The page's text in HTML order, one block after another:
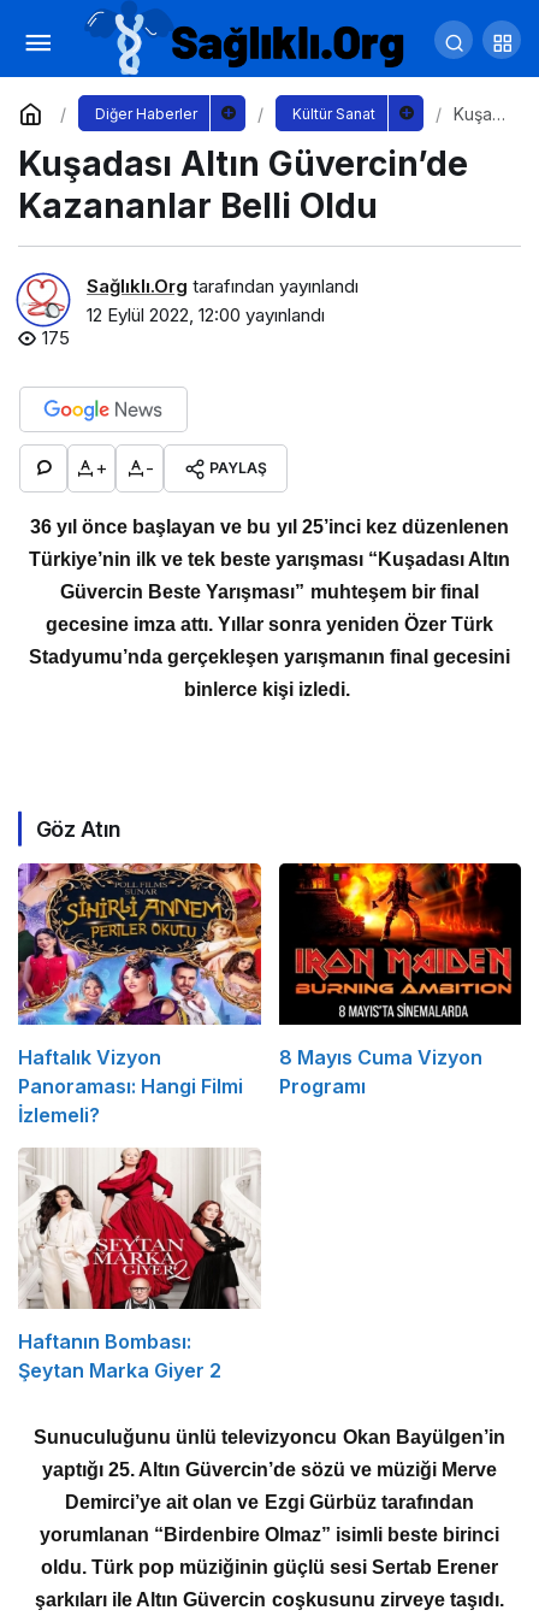
Diğer Haberler Kültür Sanat
Kuşad
Altın
Güver
Kuşadası Altın Güvercin’de
Kazananlar Belli Oldu
Sağlıklı.Org tarafından yayınlandı
12 Eylül 2022, 12:00 yayınlandı
175
+ - PAYLAŞ
36 yıl önce başlayan ve bu yıl 25’inci kez düzenlenen
Türkiye’nin ilk ve tek beste yarışması “Kuşadası Altın
Güvercin Beste Yarışması” muhteşem bir final
gecesine imza attı. Yıllar sonra yeniden Özer Türk
Stadyumu’nda gerçekleşen yarışmanın final gecesini
binlerce kişi izledi.
Göz Atın
Haftalık Vizyon
Panoraması: Hangi Filmi
İzlemeli?
8 Mayıs Cuma Vizyon
Programı
Haftanın Bombası:
Şeytan Marka Giyer 2
Sunuculuğunu ünlü televizyoncu Okan Bayülgen’in
yaptığı 25. Altın Güvercin’de sözü ve müziği Merve
Demirci’ye ait olan ve Ezgi Gürbüz tarafından
yorumlanan “Birdenbire Olmaz” isimli beste birinci
oldu. Türk pop müziğinin güçlü sesi Sertab Erener
şarkıları ile Altın Güvercin coşkusunu zirveye taşıdı.
Akbank Sanat’ın Yeni Sergisi: “Kırk Kapılı
Oda: Günümüz Sanatçıları Sergilerinin 40 Yılı”
Yorum Yap Paylaş